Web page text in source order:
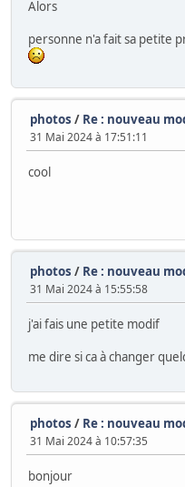
Alors
personne n'a fait sa petite
photos / Re : nouveau
31 Mai 2024 à 17:51:11
cool
photos / Re : nouveau
31 Mai 2024 à 15:55:58
j'ai fais une petite modif
me dire si ca à changer
photos / Re : nouveau
31 Mai 2024 à 10:57:35
bonjour